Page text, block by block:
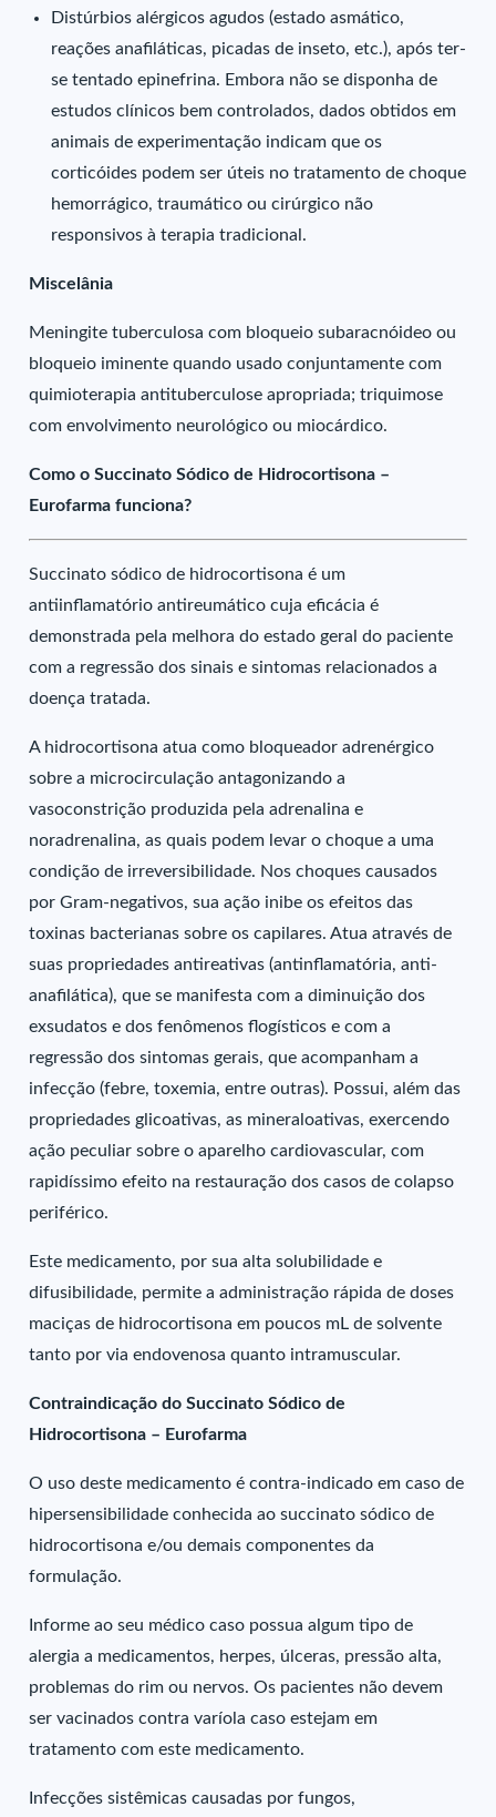
Distúrbios alérgicos agudos (estado asmático,
reações anafiláticas, picadas de inseto, etc.), após ter-
se tentado epinefrina. Embora não se disponha de
estudos clínicos bem controlados, dados obtidos em
animais de experimentação indicam que os
corticóides podem ser úteis no tratamento de choque
hemorrágico, traumático ou cirúrgico não
responsivos à terapia tradicional.
Miscelânia
Meningite tuberculosa com bloqueio subaracnóideo ou
bloqueio iminente quando usado conjuntamente com
quimioterapia antituberculose apropriada; triquimose
com envolvimento neurológico ou miocárdico.
Como o Succinato Sódico de Hidrocortisona –
Eurofarma funciona?
Succinato sódico de hidrocortisona é um
antiinflamatório antireumático cuja eficácia é
demonstrada pela melhora do estado geral do paciente
com a regressão dos sinais e sintomas relacionados a
doença tratada.
A hidrocortisona atua como bloqueador adrenérgico
sobre a microcirculação antagonizando a
vasoconstrição produzida pela adrenalina e
noradrenalina, as quais podem levar o choque a uma
condição de irreversibilidade. Nos choques causados
por Gram-negativos, sua ação inibe os efeitos das
toxinas bacterianas sobre os capilares. Atua através de
suas propriedades antireativas (antinflamatória, anti-
anafilática), que se manifesta com a diminuição dos
exsudatos e dos fenômenos flogísticos e com a
regressão dos sintomas gerais, que acompanham a
infecção (febre, toxemia, entre outras). Possui, além das
propriedades glicoativas, as mineraloativas, exercendo
ação peculiar sobre o aparelho cardiovascular, com
rapidíssimo efeito na restauração dos casos de colapso
periférico.
Este medicamento, por sua alta solubilidade e
difusibilidade, permite a administração rápida de doses
maciças de hidrocortisona em poucos mL de solvente
tanto por via endovenosa quanto intramuscular.
Contraindicação do Succinato Sódico de
Hidrocortisona – Eurofarma
O uso deste medicamento é contra-indicado em caso de
hipersensibilidade conhecida ao succinato sódico de
hidrocortisona e/ou demais componentes da
formulação.
Informe ao seu médico caso possua algum tipo de
alergia a medicamentos, herpes, úlceras, pressão alta,
problemas do rim ou nervos. Os pacientes não devem
ser vacinados contra varíola caso estejam em
tratamento com este medicamento.
Infecções sistêmicas causadas por fungos,